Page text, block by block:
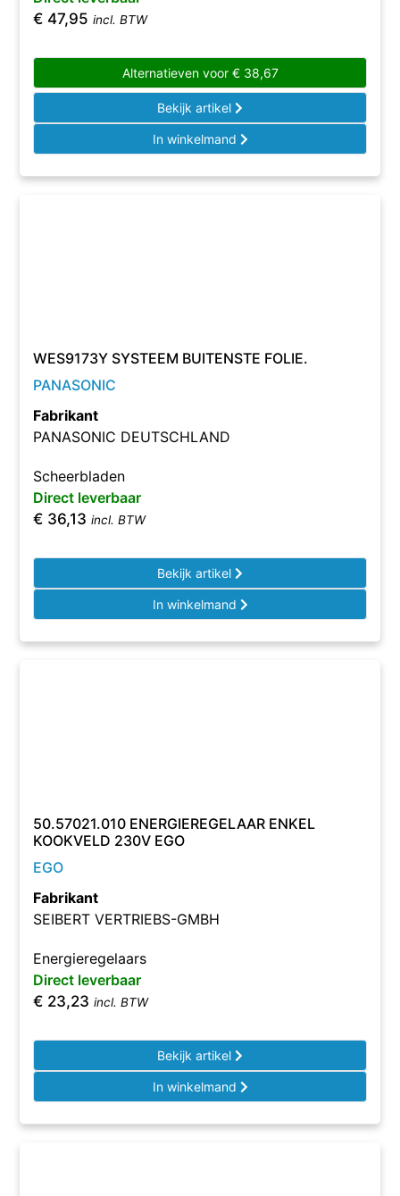
€ 47,95 incl. BTW
Alternatieven voor €38,67
Bekijk artikel
In winkelmand
WES9173Y SYSTEEM BUITENSTE FOLIE.
PANASONIC
Fabrikant
PANASONIC DEUTSCHLAND
Scheerbladen
Direct leverbaar
€ 36,13 incl. BTW
Bekijk artikel
In winkelmand
50.57021.010 ENERGIEREGELAAR ENKEL
KOOKVELD 230V EGO
EGO
Fabrikant
SEIBERT VERTRIEBS-GMBH
Energieregelaars
Direct leverbaar
€ 23,23 incl. BTW
Bekijk artikel
In winkelmand